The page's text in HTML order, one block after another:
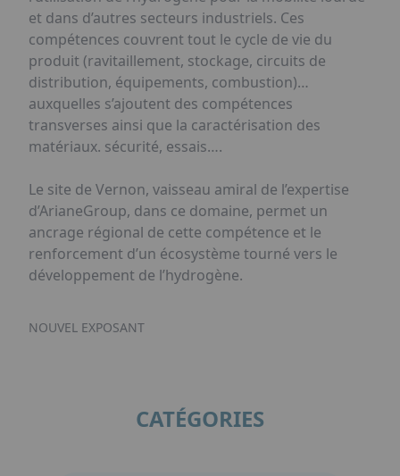
et dans d’autres secteurs industriels. Ces
compétences couvrent tout le cycle de vie du
produit (ravitaillement, stockage, circuits de
distribution, équipements, combustion)…
auxquelles s’ajoutent des compétences
transverses ainsi que la caractérisation des
matériaux. sécurité, essais….
Le site de Vernon, vaisseau amiral de l’expertise
d’ArianeGroup, dans ce domaine, permet un
ancrage régional de cette compétence et le
renforcement d’un écosystème tourné vers le
développement de l’hydrogène.
NOUVEL EXPOSANT
CATÉGORIES